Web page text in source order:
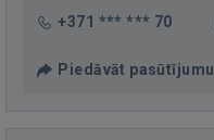
+371 *** *** 70
Piedāvāt pasūtījumu